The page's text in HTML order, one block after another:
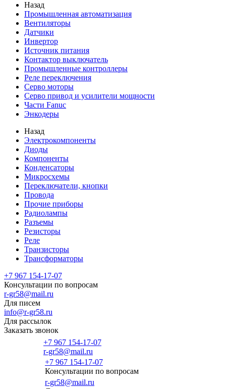
Назад
Промышленная автоматизация
Вентиляторы
Датчики
Инвертор
Источник питания
Контактор выключатель
Промышленные контроллеры
Реле переключения
Серво моторы
Серво привод и усилители мощности
Части Fanuc
Энкодеры
Назад
Электрокомпоненты
Диоды
Компоненты
Конденсаторы
Микросхемы
Переключатели, кнопки
Провода
Прочие приборы
Радиолампы
Разъемы
Резисторы
Реле
Транзисторы
Трансформаторы
+7 967 154-17-07
Консультации по вопросам
r-gr58@mail.ru
Для писем
info@r-gr58.ru
Для рассылок
Заказать звонок
+7 967 154-17-07
r-gr58@mail.ru
+7 967 154-17-07
Консультации по вопросам
r-gr58@mail.ru